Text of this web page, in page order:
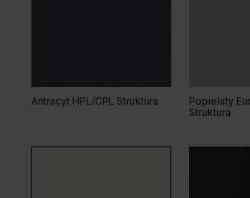
Antracyt HPL/CPL Struktura
Popielaty
Struktura